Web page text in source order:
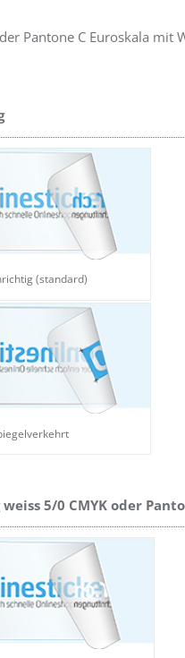
Pantone C Euroskala mit
(standard)
5/0 CMYK oder